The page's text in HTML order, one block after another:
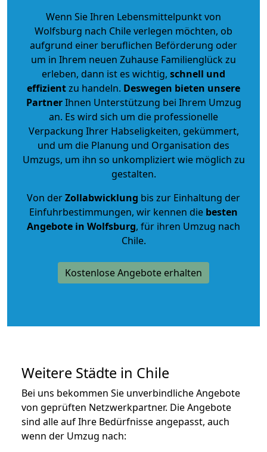
Wenn Sie Ihren Lebensmittelpunkt von
Wolfsburg nach Chile verlegen möchten, ob
aufgrund einer beruflichen Beförderung oder
um in Ihrem neuen Zuhause Familienglück zu
erleben, dann ist es wichtig, schnell und
effizientzu handeln. Deswegen bieten unsere
PartnerIhnen Unterstützung bei Ihrem Umzug
an. Es wird sich um die professionelle
Verpackung Ihrer Habseligkeiten, gekümmert,
und um die Planung und Organisation des
Umzugs, um ihn so unkompliziert wie möglich zu
gestalten.
Von derZollabwicklung bis zur Einhaltung der
Einfuhrbestimmungen, wir kennen die besten
Angebote in Wolfsburg, für ihren Umzug nach
Chile.
Kostenlose Angebote erhalten
Weitere Städte in Chile
Bei uns bekommen Sie unverbindliche Angebote
von geprüften Netzwerkpartner. Die Angebote
sind alle auf Ihre Bedürfnisse angepasst, auch
wenn der Umzug nach: